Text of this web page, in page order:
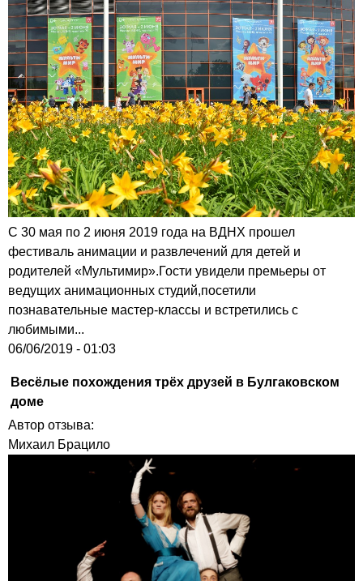
С 30 мая по 2 июня 2019 года на ВДНХ прошел
фестиваль анимации и развлечений для детей и
родителей «Мультимир».Гости увидели премьеры от
ведущих анимационных студий,посетили
познавательные мастер-классы и встретились с
любимыми...
06/06/2019 - 01:03
Весёлые похождения трёх друзей в Булгаковском
доме
Автор отзыва:
Михаил Брацило